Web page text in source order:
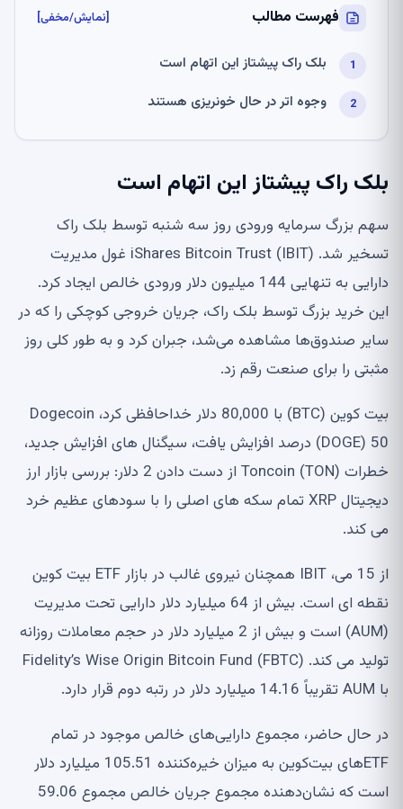
فهرست مطالب [نمایش/مخفی]
بلک راک پیشتاز این اتهام است
وجوه اتر در حال خونریزی هستند
بلک راک پیشتاز این اتهام است
سهم بزرگ سرمایه ورودی روز سه شنبه توسط بلک راک
تسخیر شد. iShares Bitcoin Trust (IBIT) غول مدیریت
دارایی به تنهایی 144 میلیون دلار ورودی خالص ایجاد کرد.
این خرید بزرگ توسط بلک راک، جریان خروجی کوچکی را که در
سایر صندوق‌ها مشاهده می‌شد، جبران کرد و به طور کلی روز
مثبتی را برای صنعت رقم زد.
بیت کوین (BTC) با 80,000 دلار خداحافظی کرد، Dogecoin
(DOGE) 50 درصد افزایش یافت، سیگنال های افزایش جدید،
خطرات Toncoin (TON) از دست دادن 2 دلار: بررسی بازار ارز
دیجیتال XRP تمام سکه های اصلی را با سودهای عظیم خرد
می کند.
از 15 می، IBIT همچنان نیروی غالب در بازار ETF بیت کوین
نقطه ای است. بیش از 64 میلیارد دلار دارایی تحت مدیریت
(AUM) است و بیش از 2 میلیارد دلار در حجم معاملات روزانه
تولید می کند. Fidelity’s Wise Origin Bitcoin Fund (FBTC)
با AUM تقریباً 14.16 میلیارد دلار در رتبه دوم قرار دارد.
در حال حاضر، مجموع دارایی‌های خالص موجود در تمام
ETF‌های بیت‌کوین به میزان خیره‌کننده 105.51 میلیارد دلار
است که نشان‌دهنده مجموع جریان خالص مجموع 59.06